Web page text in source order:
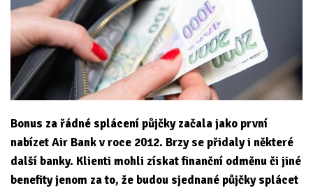
Bonus za řádné splácení půjčky začala jako první
nabízet Air Bank v roce 2012. Brzy se přidaly i některé
další banky. Klienti mohli získat finanční odměnu či jiné
benefity jenom za to, že budou sjednané půjčky splácet